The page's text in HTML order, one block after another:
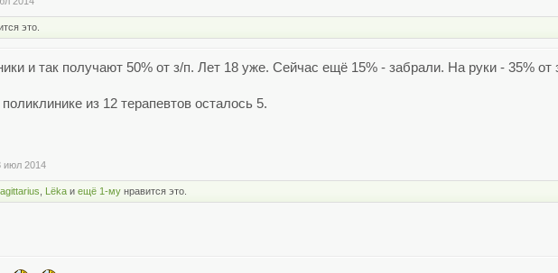
это.
и так получают 50% от з/п. Лет 18 уже. Сейчас ещё 15% - забрали. На руки - 35% от
из 12 терапевтов осталось 5.
июл 2014
Lёka иещё 1-му нравится это.